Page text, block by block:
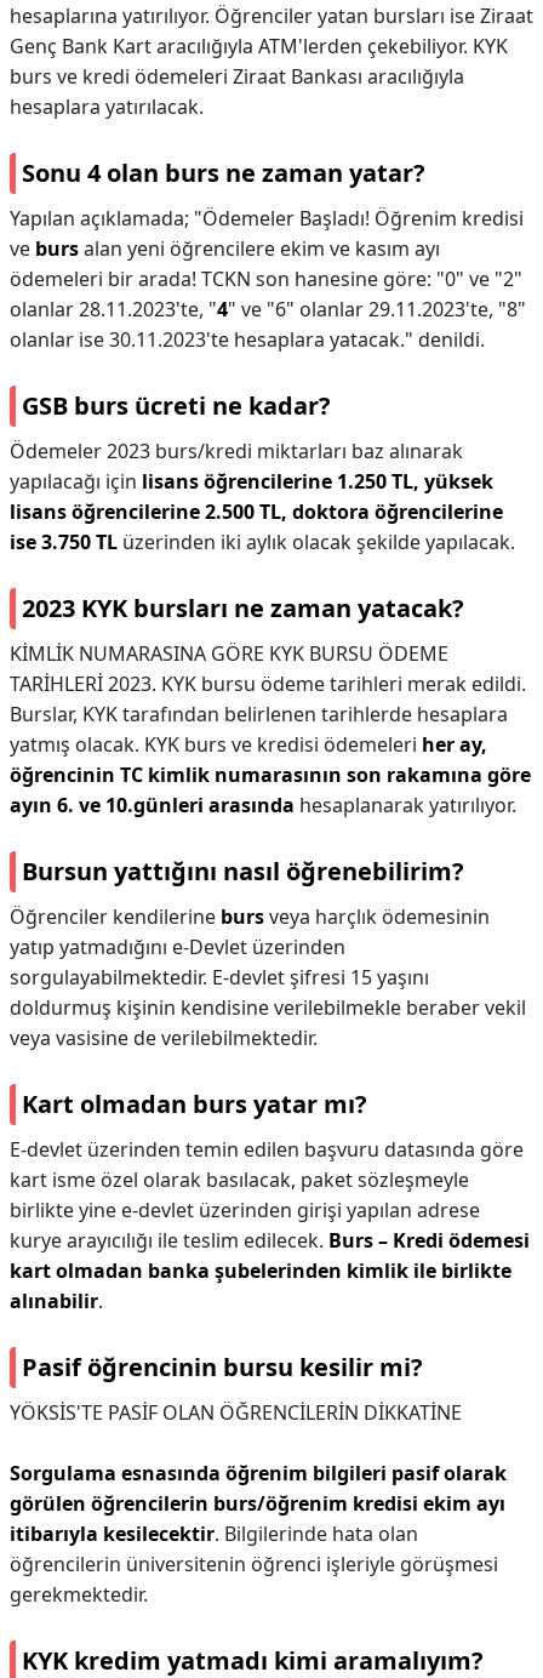
hesaplarına yatırılıyor. Öğrenciler yatan bursları ise Ziraat
Genç Bank Kart aracılığıyla ATM'lerden çekebiliyor. KYK
burs ve kredi ödemeleri Ziraat Bankası aracılığıyla
hesaplara yatırılacak.
Sonu 4 olan burs ne zaman yatar?
Yapılan açıklamada; "Ödemeler Başladı! Öğrenim kredisi
ve bursalan yeni öğrencilere ekim ve kasım ayı
ödemeleri bir arada! TCKN son hanesine göre: "0" ve "2"
olanlar 28.11.2023'te, "4" ve "6" olanlar 29.11.2023'te, "8"
olanlar ise 30.11.2023'te hesaplara yatacak." denildi.
GSB burs ücreti ne kadar?
Ödemeler 2023 burs/kredi miktarları baz alınarak
yapılacağı için lisans öğrencilerine 1.250 TL, yüksek
lisans öğrencilerine 2.500 TL, doktora öğrencilerine
ise 3.750 TL üzerinden iki aylık olacak şekilde yapılacak.
2023 KYK bursları ne zaman yatacak?
KİMLİK NUMARASINA GÖRE KYK BURSU ÖDEME
TARİHLERİ 2023. KYK bursu ödeme tarihleri merak edildi.
Burslar, KYK tarafından belirlenen tarihlerde hesaplara
yatmış olacak. KYK burs ve kredisi ödemeleri her ay,
öğrencinin TC kimlik numarasının son rakamına göre
ayın 6. ve 10.günleri arasında hesaplanarak yatırılıyor.
Bursun yattığını nasıl öğrenebilirim?
Öğrenciler kendilerine bursveya harçlık ödemesinin
yatıp yatmadığını e-Devlet üzerinden
sorgulayabilmektedir. E-devlet şifresi 15 yaşını
doldurmuş kişinin kendisine verilebilmekle beraber vekil
veya vasisine de verilebilmektedir.
Kart olmadan burs yatar mı?
E-devlet üzerinden temin edilen başvuru datasında göre
kart isme özel olarak basılacak, paket sözleşmeyle
birlikte yine e-devlet üzerinden girişi yapılan adrese
kurye arayıcılığı ile teslim edilecek. Burs – Kredi ödemesi
kart olmadan banka şubelerinden kimlik ile birlikte
alınabilir.
Pasif öğrencinin bursu kesilir mi?
YÖKSİS'TE PASİF OLAN ÖĞRENCİLERİN DİKKATİNE
Sorgulama esnasında öğrenim bilgileri pasif olarak
görülen öğrencilerin burs/öğrenim kredisi ekim ayı
itibarıyla kesilecektir. Bilgilerinde hata olan
öğrencilerin üniversitenin öğrenci işleriyle görüşmesi
gerekmektedir.
KYK kredim yatmadı kimi aramalıyım?